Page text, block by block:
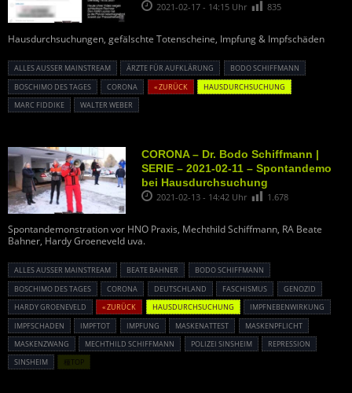
2021-02-17 - 14:15 Uhr 835
Hausdurchsuchungen, gefälschte Totenscheine, Impfung & Impfschäden
ALLES AUSSER MAINSTREAM ÄRZTE FÜR AUFKLÄRUNG
BODO SCHIFFMANN
BOSCHIMO DES TAGES
CORONA « ZURÜCK
HAUSDURCHSUCHUNG
MARC FIDDIKE
WALTER WEBER
CORONA – Dr. Bodo Schiffmann |
SERIE – 2021-02-11 – Spontandemo
bei Hausdurchsuchung
2021-02-13 - 14:42 Uhr 1.678
Spontandemonstration vor HNO Praxis, Mechthild Schiffmann, RA Beate
Bahner, Hardy Groeneveld uva.
ALLES AUSSER MAINSTREAM BEATE BAHNER
BODO SCHIFFMANN
BOSCHIMO DES TAGES
CORONA DEUTSCHLAND FASCHISMUS
GENOZID
HARDY GROENEVELD
« ZURÜCK HAUSDURCHSUCHUNG
IMPFNEBENWIRKUNG
IMPFSCHADEN
IMPFTOT IMPFUNG MASKENATTEST
MASKENPFLICHT
MASKENZWANG
MECHTHILD SCHIFFMANN POLIZEI SINSHEIM
REPRESSION
SINSHEIM
種TOP